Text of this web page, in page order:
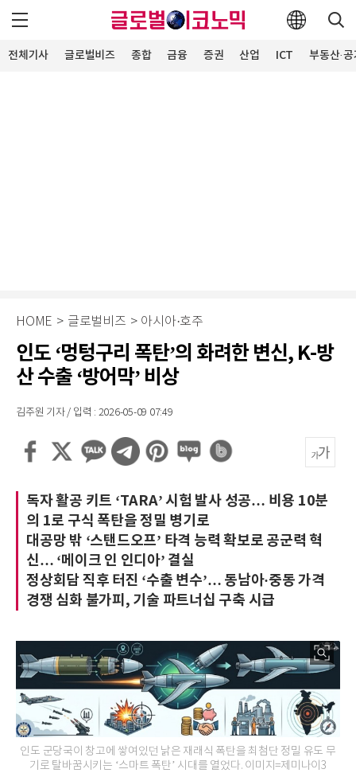
전체기사 글로벌비즈 종합 금융 증권 산업 ICT 부동산·
HOME > 글로벌비즈 > 아시아·호주
인도 ‘멍텅구리 폭탄’의 화려한 변신, K-방
산 수출 ‘방어막’ 비상
김주원 기자 / 입력 : 2026-05-09 07:49
독자 활공 키트 ‘TARA’ 시험 발사 성공… 비용 10분
의 1로 구식 폭탄을 정밀 병기로
대공망 밖 ‘스탠드오프’ 타격 능력 확보로 공군력 혁
신… ‘메이크 인 인디아’ 결실
정상회담 직후 터진 ‘수출 변수’… 동남아·중동 가격
경쟁 심화 불가피, 기술 파트너십 구축 시급
인도 군당국이 창고에 쌓여있던 낡은 재래식 폭탄을 최첨단 정밀 유도 무
기로 탈바꿈시키는 ‘스마트 폭탄’ 시대를 열었다. 이미지=제미나이3